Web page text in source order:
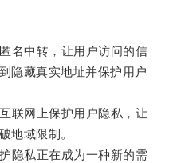
中转，让用户访问的信
隐藏真实地址并保护用户
网上保护用户隐私，让
地域限制。
私正在成为一种新的需